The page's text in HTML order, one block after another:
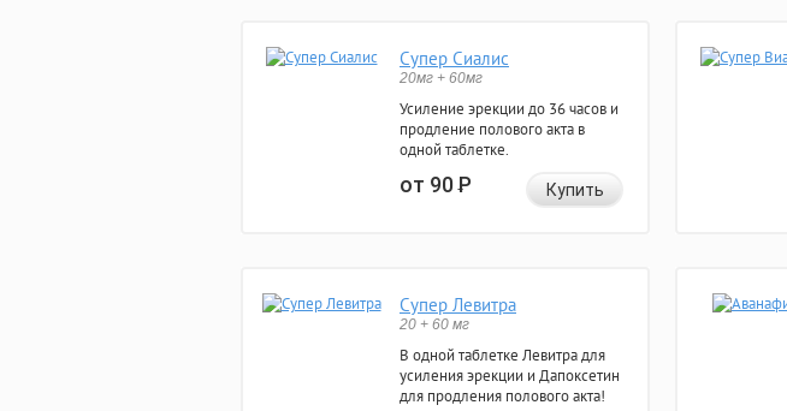
Супер Сиалис
20мг + 60мг
Усиление эрекции до 36 часов и
продление полового акта в
одной таблетке.
от 90Р Купить
Супер Левитра
20 + 60 мг
В одной таблетке Левитра для
усиления эрекции и Дапоксетин
для продления полового акта!